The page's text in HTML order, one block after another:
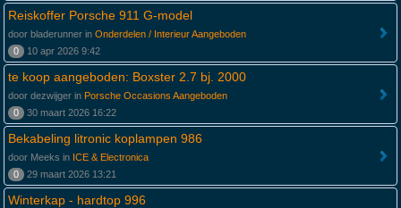
Reiskoffer Porsche 911 G-model
door bladerunner in Onderdelen / Interieur Aangeboden
0
10 apr 2026 9:42
te koop aangeboden: Boxster 2.7 bj. 2000
door dezwijger in Porsche Occasions Aangeboden
0
30 maart 2026 16:22
Bekabeling litronic koplampen 986
door Meeks in ICE & Electronica
0
29 maart 2026 13:21
Winterkap - hardtop 996